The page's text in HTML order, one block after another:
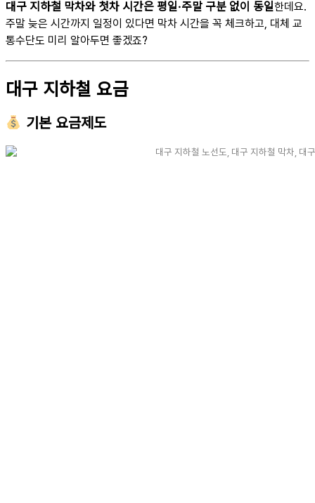
대구 지하철 막차와 첫차 시간은 평일·주말 구분 없이 동일한데요.
주말 늦은 시간까지 일정이 있다면 막차 시간을 꼭 체크하고, 대체 교
통수단도 미리 알아두면 좋겠죠?
대구 지하철 요금
기본 요금제도